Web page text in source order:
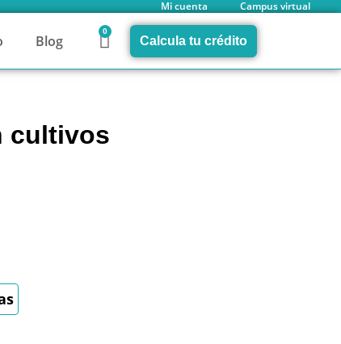
Mi cuenta Campus virtual
Blog
0
Calcula tu crédito
cultivos